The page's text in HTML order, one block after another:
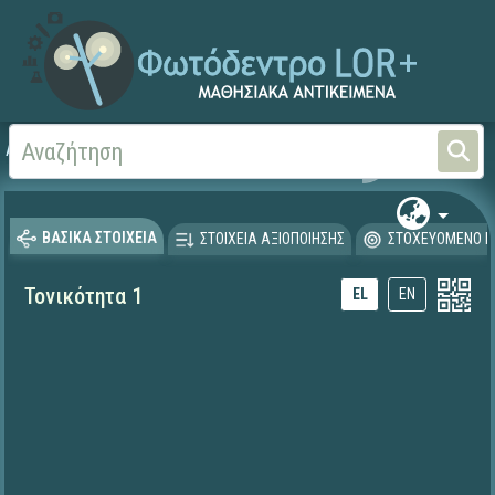
Αρχική
ΒΑΣΙΚΑ ΣΤΟΙΧΕΙΑ ΣΤΟΙΧΕΙΑ ΑΞΙΟΠΟΙΗΣΗΣ ΣΤΟΧΕΥΟΜΕΝΟ
Τονικότητα 1 EL EN